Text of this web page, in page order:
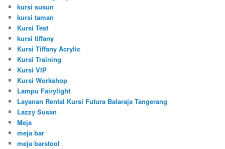
kursi susun
kursi taman
Kursi Test
kursi tiffany
Kursi Tiffany Acrylic
Kursi Training
Kursi VIP
Kursi Workshop
Lampu Fairylight
Layanan Rental Kursi Futura Balaraja Tangerang
Lazzy Susan
Meja
meja bar
meja barstool